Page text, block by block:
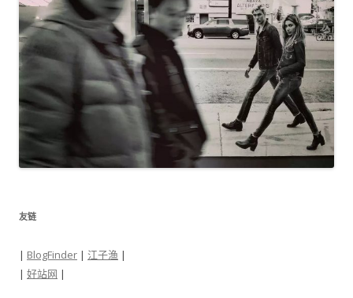
友链
| BlogFinder | 江子渔 |
| 好站网 |